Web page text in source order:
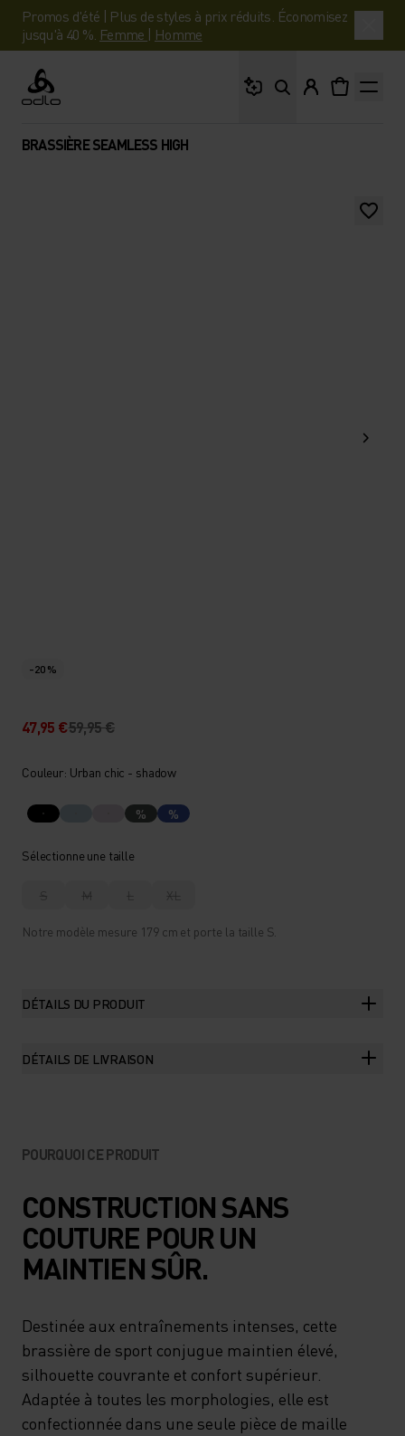
Promos d'été | Plus de styles à prix réduits. Économisez
jusqu'à 40 %. Femme | Homme
Odlo
BRASSIÈRE SEAMLESS HIGH
-20 %
47,95 €59,95 €
Couleur: Urban chic - shadow
% %
Sélectionne une taille
S M L XL
Notre modèle mesure 179 cm et porte la taille S.
DÉTAILS DU PRODUIT
DÉTAILS DE LIVRAISON
POURQUOI CE PRODUIT
CONSTRUCTION SANS
COUTURE POUR UN
MAINTIEN SÛR.
Destinée aux entraînements intenses, cette
brassière de sport conjugue maintien élevé,
silhouette couvrante et confort supérieur.
Adaptée à toutes les morphologies, elle est
confectionnée dans une seule pièce de maille